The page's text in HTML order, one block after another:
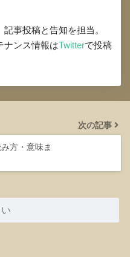
事投稿と告知を担当。
ナンス情報はTwitterで投稿
次の記事
方・意味ま